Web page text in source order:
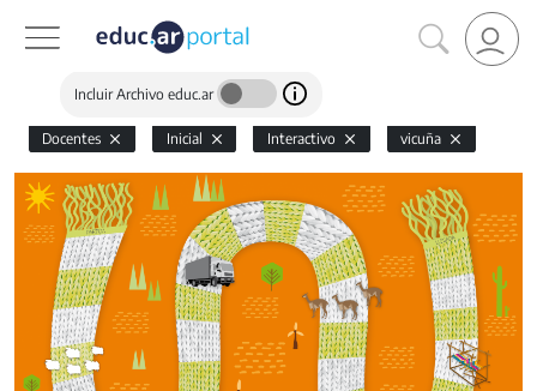
Incluir Archivo educ.ar
Docentes Inicial Interactivo vicuña